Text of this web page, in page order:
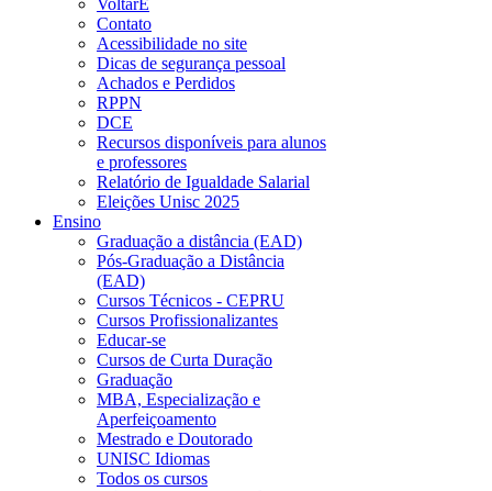
VoltarE
Contato
Acessibilidade no site
Dicas de segurança pessoal
Achados e Perdidos
RPPN
DCE
Recursos disponíveis para alunos
e professores
Relatório de Igualdade Salarial
Eleições Unisc 2025
Ensino
Graduação a distância (EAD)
Pós-Graduação a Distância
(EAD)
Cursos Técnicos - CEPRU
Cursos Profissionalizantes
Educar-se
Cursos de Curta Duração
Graduação
MBA, Especialização e
Aperfeiçoamento
Mestrado e Doutorado
UNISC Idiomas
Todos os cursos